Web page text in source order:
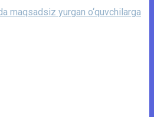
maqsadsiz yurgan o‘quvchilarga